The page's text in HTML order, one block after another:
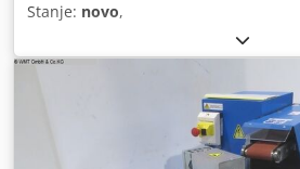
Stanje: novo,